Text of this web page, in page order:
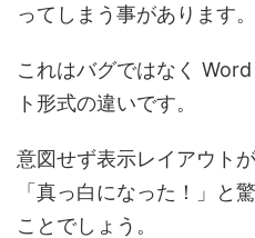
ってしまう事があります。
これはバグではなく
ト形式の違いです。
意図せず表示レイアウト
「真っ白になった！」と
ことでしょう。